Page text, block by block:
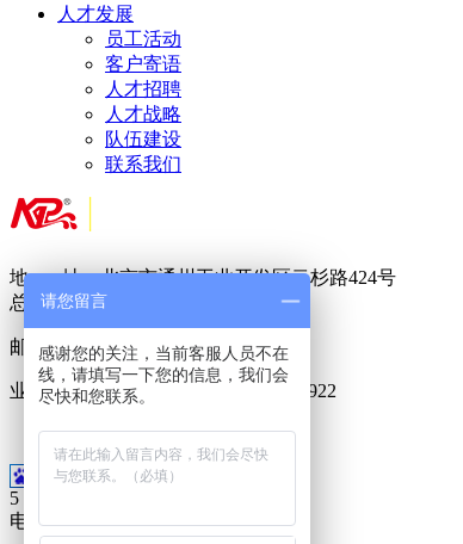
人才发展
员工活动
客户寄语
人才招聘
人才战略
队伍建设
联系我们
地 址：北京市通州工业开发区云杉路424号
总 机：010-
邮 箱：717888288@qq.com
业务专线：400-6023-686 15911099922
18500955188
5
电话
请您留言
感谢您的关注，当前客服人员不在
线，请填写一下您的信息，我们会
尽快和您联系。